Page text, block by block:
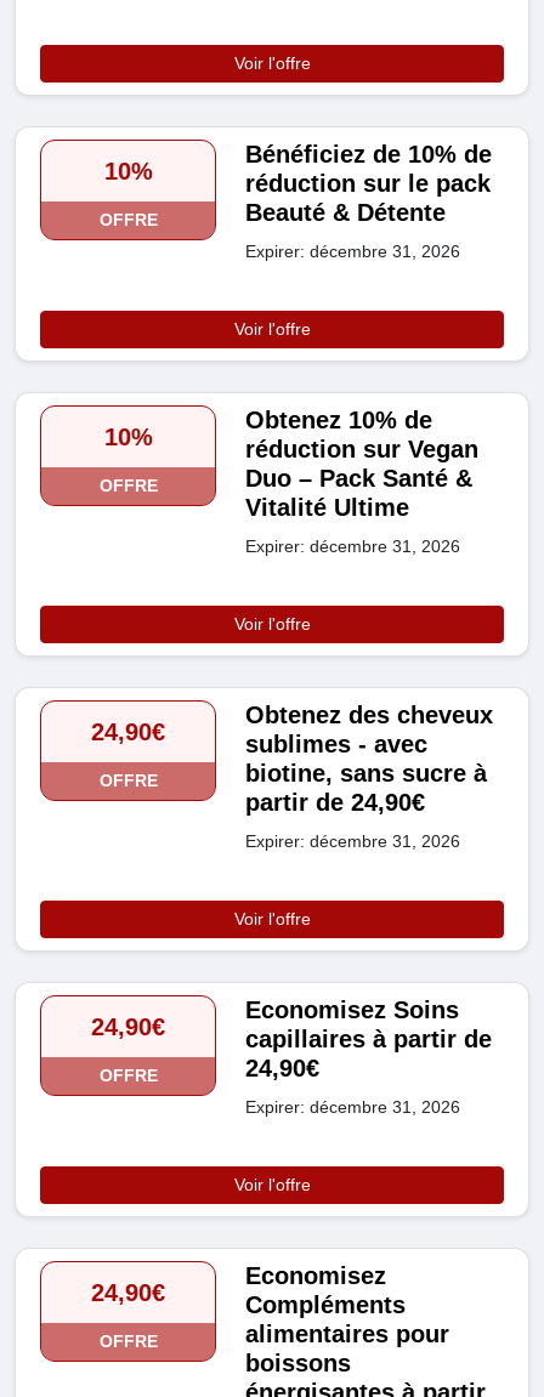
Voir l'offre
10%
OFFRE
Bénéficiez de 10% de
réduction sur le pack
Beauté & Détente
Expirer: décembre 31, 2026
Voir l'offre
10%
OFFRE
Obtenez 10% de
réduction sur Vegan
Duo – Pack Santé &
Vitalité Ultime
Expirer: décembre 31, 2026
Voir l'offre
24,90€
OFFRE
Obtenez des cheveux
sublimes - avec
biotine, sans sucre à
partir de 24,90€
Expirer: décembre 31, 2026
Voir l'offre
24,90€
OFFRE
Economisez Soins
capillaires à partir de
24,90€
Expirer: décembre 31, 2026
Voir l'offre
24,90€
OFFRE
Economisez
Compléments
alimentaires pour
boissons